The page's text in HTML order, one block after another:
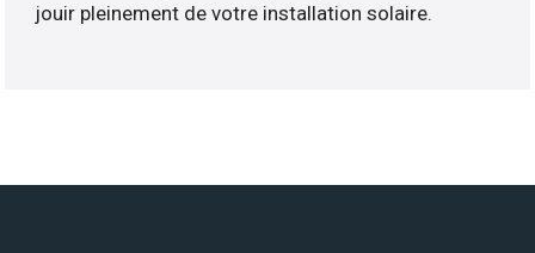
jouir pleinement de votre installation solaire.